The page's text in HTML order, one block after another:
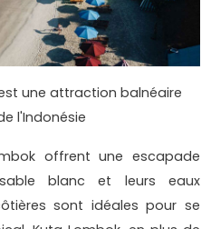
une attraction balnéaire
l'Indonésie
offrent une escapade
blanc et leurs eaux
sont idéales pour se